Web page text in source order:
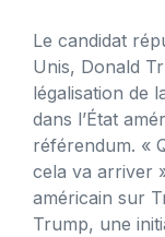
Le candidat
Unis, Donald
légalisation de
dans l’État
référendum. «
cela va arriver
américain sur
Trump, une